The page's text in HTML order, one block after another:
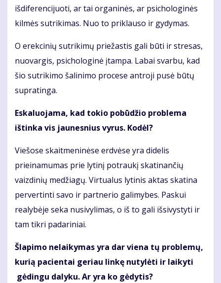
išdiferencijuoti, ar tai organinės, ar psichologinės
kilmės sutrikimas. Nuo to priklauso ir gydymas.
O erekcinių sutrikimų priežastis gali būti ir stresas,
nuovargis, psichologinė įtampa. Labai svarbu, kad
šio sutrikimo šalinimo procese antroji pusė būtų
supratinga.
Eskaluojama, kad tokio pobūdžio problema
ištinka vis jaunesnius vyrus. Kodėl?
Viešose skaitmeninėse erdvėse yra didelis
prieinamumas prie lytinį potraukį skatinančių
vaizdinių medžiagų. Virtualus lytinis aktas skatina
pervertinti savo ir partnerio galimybes. Paskui
realybėje seka nusivylimas, o iš to gali išsivystyti ir
tam tikri padariniai.
Šlapimo nelaikymas yra dar viena tų problemų,
kurią pacientai geriau linkę nutylėti ir laikyti
gėdingu dalyku. Ar yra ko gėdytis?